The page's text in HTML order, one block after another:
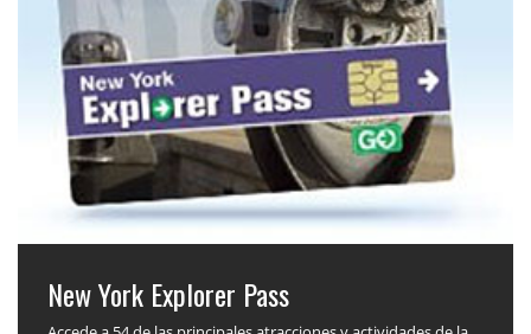
New York Explorer Pass